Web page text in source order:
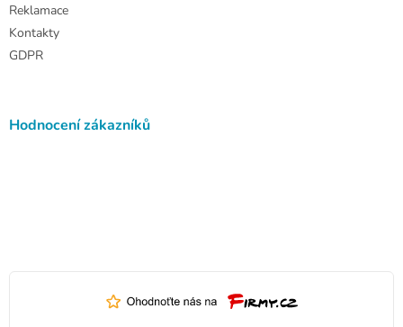
Reklamace
Kontakty
GDPR
Hodnocení zákazníků